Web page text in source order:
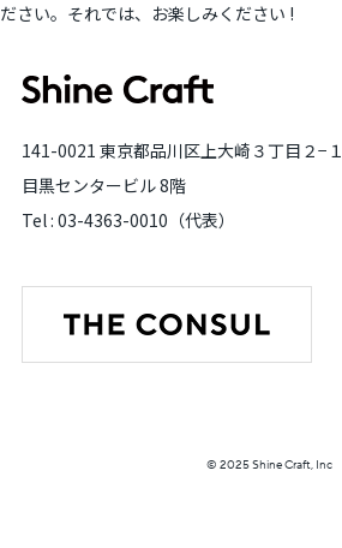
ださい。それでは、お楽しみください !
141-0021 東京都品川区上大崎３丁目２−１
目黒センタービル 8階
Tel : 03-4363-0010 （代表）
© 2025Shine Craft, Inc